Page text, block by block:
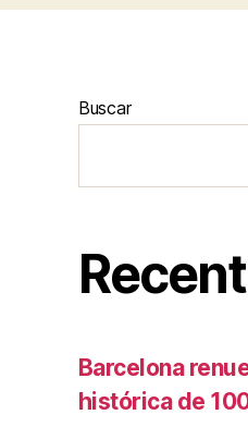
Buscar
Barcelona
histórica de